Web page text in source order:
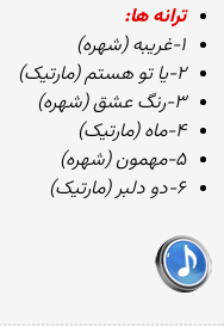
ترانه ها:
۱-غریبه (شهره)
۲-یا تو هستم (مارتیک)
۳-رنگ عشق (شهره)
۴-ماه (مارتیک)
۵-مهمون (شهره)
۶-دو دلبر (مارتیک)